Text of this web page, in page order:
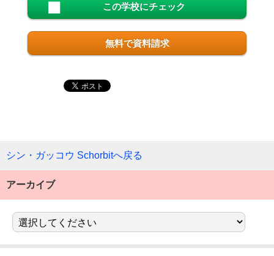
この学校にチェック
無料で資料請求
シン・ガッコウ Schorbitへ戻る
アーカイブ